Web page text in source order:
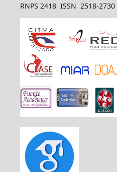
RNPS 2418 ISSN 2518-2730